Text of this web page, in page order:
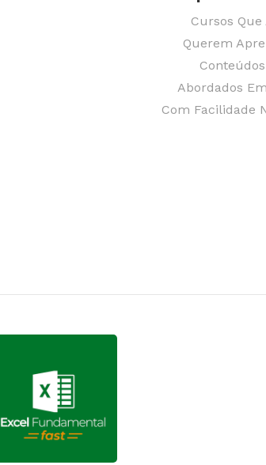
Cursos
Querem
Abordados
Com Facilidade